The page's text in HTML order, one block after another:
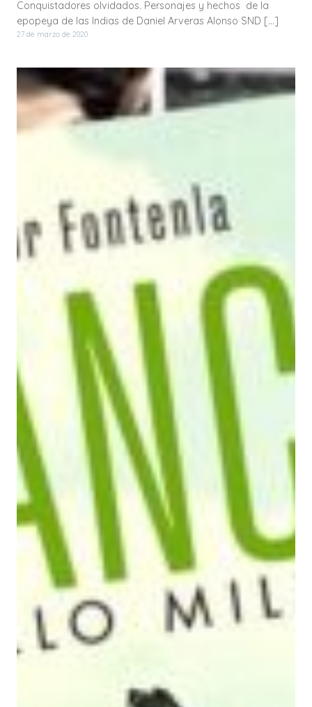
Conquistadores olvidados. Personajes y hechos de la
epopeya de las Indias de Daniel Arveras Alonso SND […]
27 de marzo de 2020